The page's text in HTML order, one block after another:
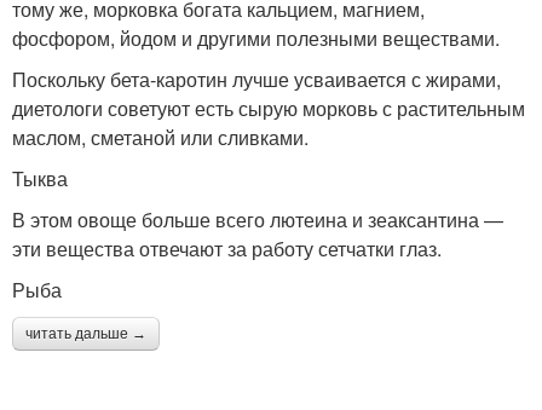
тому же, морковка богата кальцием, магнием,
фосфором, йодом и другими полезными веществами.
Поскольку бета-каротин лучше усваивается с жирами,
диетологи советуют есть сырую морковь с растительным
маслом, сметаной или сливками.
Тыква
В этом овоще больше всего лютеина и зеаксантина —
эти вещества отвечают за работу сетчатки глаз.
Рыба
читать дальше →